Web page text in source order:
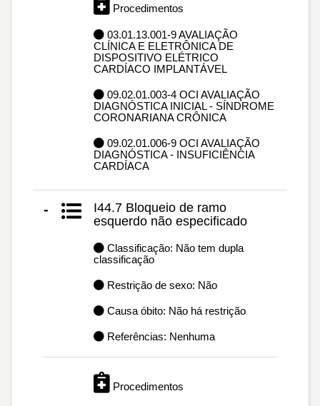
Procedimentos
03.01.13.001-9 AVALIAÇÃO
CLÍNICA E ELETRÔNICA DE
DISPOSITIVO ELÉTRICO
CARDÍACO IMPLANTÁVEL
09.02.01.003-4 OCI AVALIAÇÃO
DIAGNÓSTICA INICIAL - SÍNDROME
CORONARIANA CRÔNICA
09.02.01.006-9 OCI AVALIAÇÃO
DIAGNÓSTICA - INSUFICIÊNCIA
CARDÍACA
-
I44.7 Bloqueio de ramo
esquerdo não especificado
Classificação: Não tem dupla
classificação
Restrição de sexo: Não
Causa óbito: Não há restrição
Referências: Nenhuma
Procedimentos